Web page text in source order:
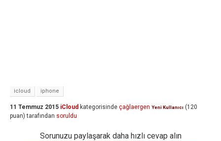
icloud iphone
11 Temmuz 2015 iCloud kategorisinde çağlaergen Yeni Kullanıcı (120
puan) tarafından soruldu
Sorunuzu paylaşarak daha hızlı cevap alın